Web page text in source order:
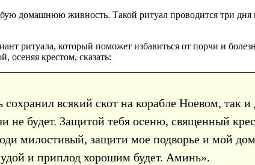
домашнюю живность. Такой ритуал проводится три
ритуала, который поможет избавиться от порчи и
осеняя крестом, сказать:
сохранил всякий скот на корабле Ноевом, так
не будет. Защитой тебя осеню, священный
милостивый, защити мое подворье и мой
удой и приплод хорошим будет. Аминь».